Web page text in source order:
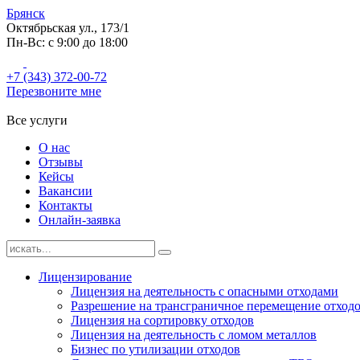
Брянск
Октябрьская ул., 173/1
Пн-Вс: с 9:00 до 18:00
+7 (343) 372-00-72
Перезвоните мне
Все услуги
О нас
Отзывы
Кейсы
Вакансии
Контакты
Онлайн-заявка
Лицензирование
Лицензия на деятельность с опасными отходами
Разрешение на трансграничное перемещение
Лицензия на сортировку отходов
Лицензия на деятельность с ломом металлов
Бизнес по утилизации отходов